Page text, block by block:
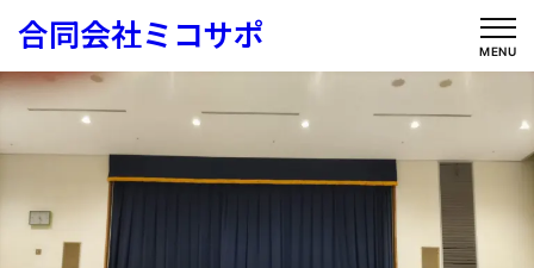
を
キ
プ
合同会社ミコサポ MENU